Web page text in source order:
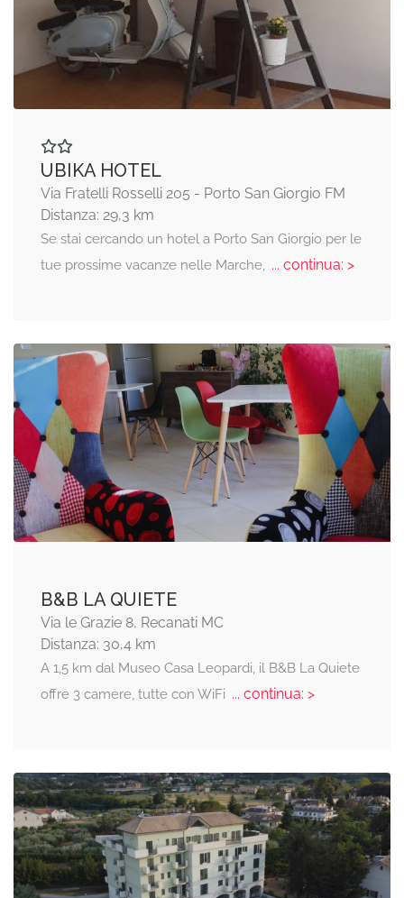
UBIKA HOTEL
Via Fratelli Rosselli 205 - Porto San Giorgio FM
Distanza: 29,3 km
Se stai cercando un hotel a Porto San Giorgio per le
tue prossime vacanze nelle Marche, ... continua: >
B&B LA QUIETE
Via le Grazie 8, Recanati MC
Distanza: 30,4 km
A 1,5 km dal Museo Casa Leopardi, il B&B La Quiete
offre 3 camere, tutte con WiFi ... continua: >